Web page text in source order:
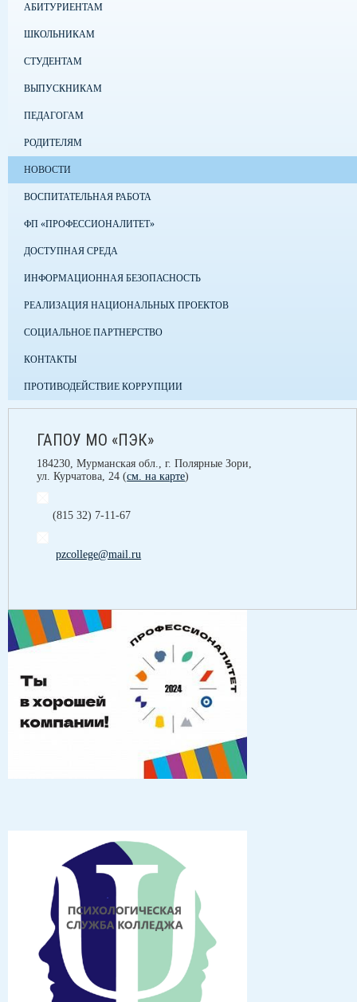
АБИТУРИЕНТАМ
ШКОЛЬНИКАМ
СТУДЕНТАМ
ВЫПУСКНИКАМ
ПЕДАГОГАМ
РОДИТЕЛЯМ
НОВОСТИ
ВОСПИТАТЕЛЬНАЯ РАБОТА
ФП «ПРОФЕССИОНАЛИТЕТ»
ДОСТУПНАЯ СРЕДА
ИНФОРМАЦИОННАЯ БЕЗОПАСНОСТЬ
РЕАЛИЗАЦИЯ НАЦИОНАЛЬНЫХ ПРОЕКТОВ
СОЦИАЛЬНОЕ ПАРТНЕРСТВО
КОНТАКТЫ
ПРОТИВОДЕЙСТВИЕ КОРРУПЦИИ
ГАПОУ МО «ПЭК»
184230, Мурманская обл., г. Полярные Зори,
ул. Курчатова, 24 (см. на карте)
(815 32) 7-11-67
pzcollege@mail.ru